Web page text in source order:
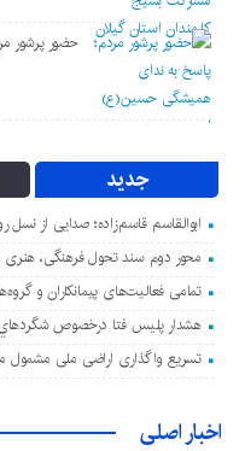
حضور پرشور
جدید
ابوالقاسم قاسم‌زاده؛ صدایی از نسل
محور دوم سند تحول فرهنگی،
تمامی فعالیت‌های پیمانکاران و
هشدار پليس فتا درخصوص
تسریع واگذاری اراضی ملی مشمول ماده ۴
اخبار اصلی